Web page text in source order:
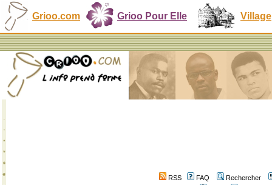
Grioo.com Grioo Pour Elle Village
RSS FAQ
Rechercher